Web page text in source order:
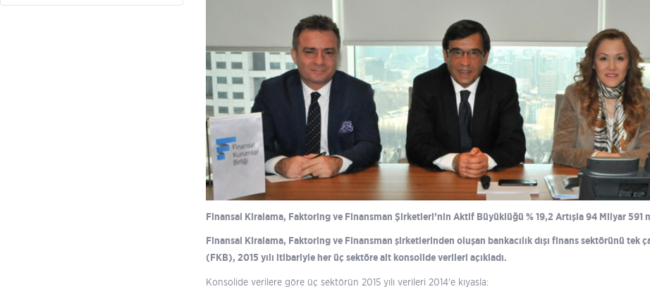
Finansal Kiralama, Faktoring ve Finansman Şirketleri’nin Aktif Büyüklüğü % 19,2 Artışla 94 Milyar 591
Finansal Kiralama, Faktoring ve Finansman şirketlerinden oluşan bankacılık dışı finans sektörünü tek
(FKB), 2015 yılı itibariyle her üç sektöre ait konsolide verileri açıkladı.
Konsolide verilere göre üç sektörün 2015 yılı verileri 2014'e kıyasla: